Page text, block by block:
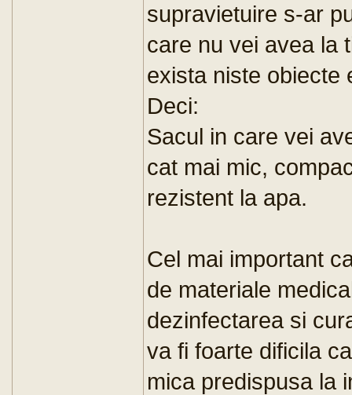
supravietuire s-ar
care nu vei avea la
exista niste obiecte
Deci:
Sacul in care vei
cat mai mic,
rezistent la apa.
Cel mai important
de materiale
dezinfectarea si
va fi foarte dificila
mica predispusa la